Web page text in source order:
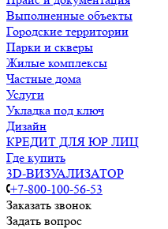
Выполненные объекты
Городские территории
Парки и скверы
Жилые комплексы
Частные дома
Услуги
Укладка под ключ
Дизайн
КРЕДИТ ДЛЯ ЮР ЛИЦ
Где купить
3D-ВИЗУАЛИЗАТОР
+7-800-100-56-53
Заказать звонок
Задать вопрос